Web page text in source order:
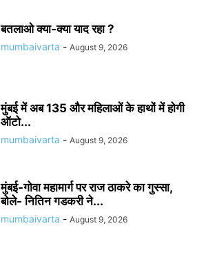
बतलाओ क्या-क्या याद रहा ?
mumbaivarta - August 9, 2026
मुंबई में अब 135 और महिलाओं के हाथों में होगी
ऑटो...
mumbaivarta - August 9, 2026
मुंबई-गोवा महामार्ग पर राज ठाकरे का गुस्सा,
बोले- नितिन गडकरी ने...
mumbaivarta - August 9, 2026